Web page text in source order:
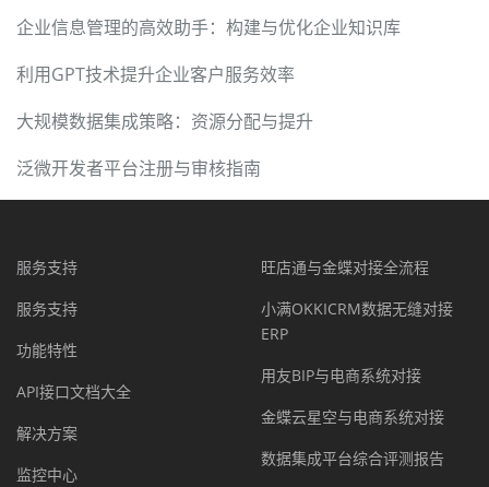
企业信息管理的高效助手：构建与优化企业知识库
利用GPT技术提升企业客户服务效率
大规模数据集成策略：资源分配与提升
泛微开发者平台注册与审核指南
服务支持
服务支持
功能特性
API接口文档大全
解决方案
监控中心
旺店通与金蝶对接全流程
小满OKKICRM数据无缝对接
ERP
用友BIP与电商系统对接
金蝶云星空与电商系统对接
数据集成平台综合评测报告